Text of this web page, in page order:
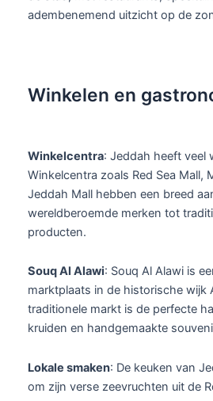
adembenemend uitzicht op de
Winkelen en
Winkelcentra: Jeddah heeft veel
Winkelcentra zoals Red Sea Mall,
Jeddah Mall hebben een breed
wereldberoemde merken tot
producten.
Souq Al Alawi: Souq Al Alawi is
marktplaats in de historische wijk
traditionele markt is de perfecte
kruiden en handgemaakte
Lokale smaken: De keuken van
om zijn verse zeevruchten uit de